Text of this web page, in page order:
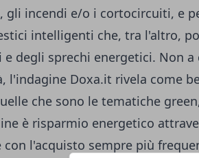
gli incendi e/o i cortocircuiti, e
intelligenti che, tra l'altro,
e degli sprechi energetici. Non
l'indagine Doxa.it rivela come
che sono le tematiche
è risparmio energetico
con l'acquisto sempre più